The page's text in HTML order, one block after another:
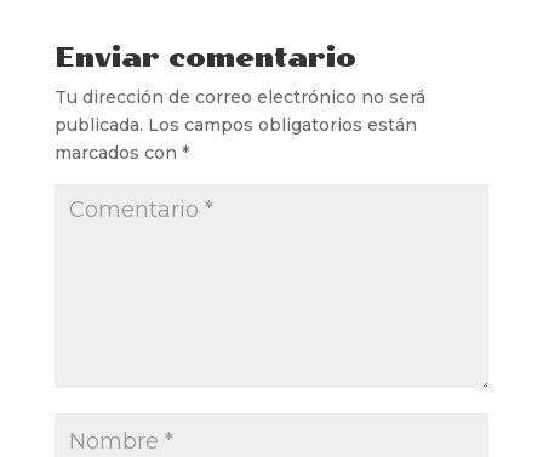
Enviar comentario
Tu dirección de correo electrónico no será
publicada. Los campos obligatorios están
marcados con *